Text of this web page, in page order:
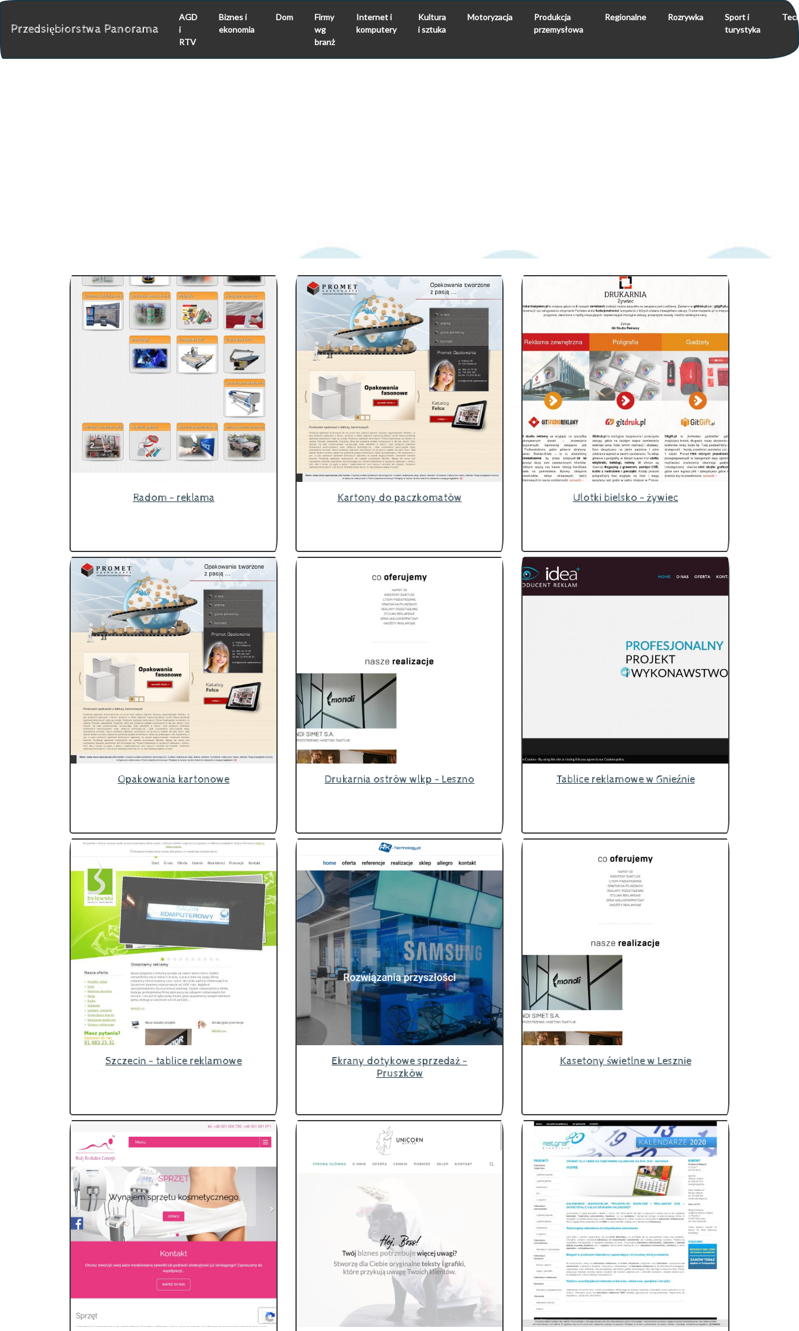
Przedsiębiorstwa Panorama
AGD
i
RTV
Biznes i
ekonomia
Dom
Firmy
wg
branż
Internet i
komputery
Kultura
i sztuka
Motoryzacja
Produkcja
przemysłowa
Regionalne Rozrywka
Sport i
turystyka
Radom - reklama Kartony do paczkomatów Ulotki bielsko - żywiec
Opakowania kartonowe Drukarnia ostrów wlkp - Leszno Tablice reklamowe w Gnieźnie
Szczecin - tablice reklamowe
Ekrany dotykowe sprzedaż -
Pruszków
Kasetony świetlne w Lesznie